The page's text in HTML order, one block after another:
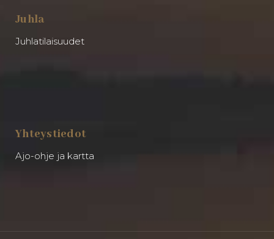
Juhla
Juhlatilaisuudet
Yhteystiedot
Ajo-ohje ja kartta